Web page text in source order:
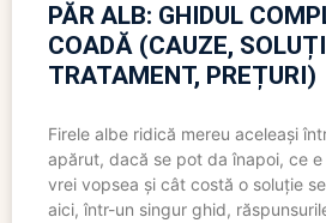
PĂR ALB: GHIDUL
COADĂ (CAUZE,
TRATAMENT, PREȚURI)
Firele albe ridică mereu aceleași
apărut, dacă se pot da înapoi, ce
vrei vopsea și cât costă o soluție
aici, într-un singur ghid,